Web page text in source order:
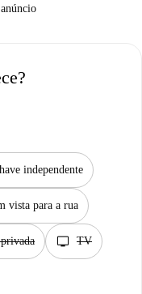
independente
vista para a rua
tv TV